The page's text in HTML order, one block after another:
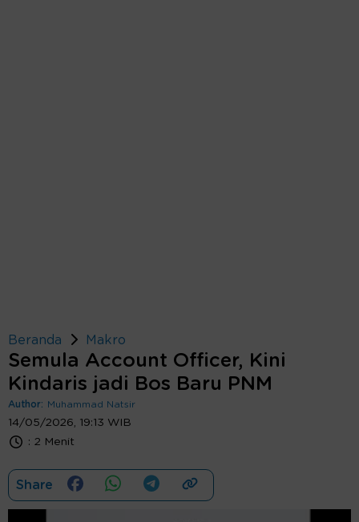
Beranda Makro
Semula Account Officer, Kini
Kindaris jadi Bos Baru PNM
Author: Muhammad Natsir
14/05/2026, 19:13 WIB
: 2 Menit
Share